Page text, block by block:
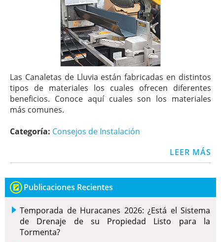
Las Canaletas de Lluvia están fabricadas en distintos
tipos de materiales los cuales ofrecen diferentes
beneficios. Conoce aquí cuales son los materiales
más comunes.
Categoría: Consejos de Instalación
LEER MÁS
Publicaciones Recientes
Temporada de Huracanes 2026: ¿Está el Sistema
de Drenaje de su Propiedad Listo para la
Tormenta?